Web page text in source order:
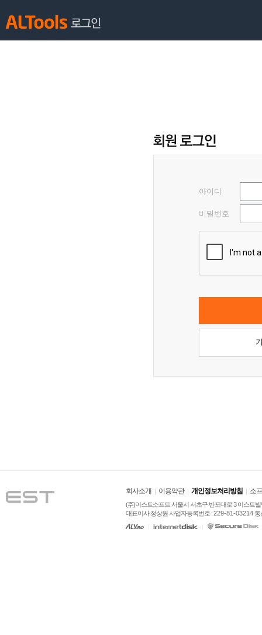
아이디
비밀번호
회사소개 이용약관 개인정보처리방침 소
(주)이스트소프트 서울시 서초구 반포대로 3 이스트빌
대표이사:정상원 사업자등록번호 :229-81-03214 통